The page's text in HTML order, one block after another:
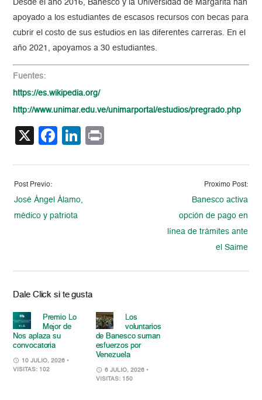
Desde el año 2016, Banesco y la Universidad de Margarita han
apoyado a los estudiantes de escasos recursos con becas para
cubrir el costo de sus estudios en las diferentes carreras. En el
año 2021, apoyamos a 30 estudiantes.
Fuentes:
https://es.wikipedia.org/
http://www.unimar.edu.ve/unimarportal/estudios/pregrado.php
X Facebook
LinkedIn
Post Previo:
José Ángel Álamo,
médico y patriota
Proximo Post:
Banesco activa
opción de pago en
línea de trámites ante
el Saime
Dale Click si te gusta
Premio Lo
Mejor de
Nos aplaza su
convocatoria
10 JULIO, 2026 •
VISITAS: 102
Los
voluntarios
de Banesco suman
esfuerzos por
Venezuela
6 JULIO, 2026 •
VISITAS: 150